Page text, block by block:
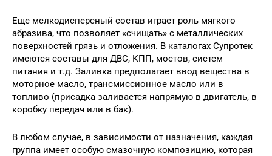
Еще мелкодисперсный состав играет роль мягкого
абразива, что позволяет «счищать» с металлических
поверхностей грязь и отложения. В каталогах Супротек
имеются составы для ДВС, КПП, мостов, систем
питания и т.д. Заливка предполагает ввод вещества в
моторное масло, трансмиссионное масло или в
топливо (присадка заливается напрямую в двигатель, в
коробку передач или в бак).
В любом случае, в зависимости от назначения, каждая
группа имеет особую смазочную композицию, которая